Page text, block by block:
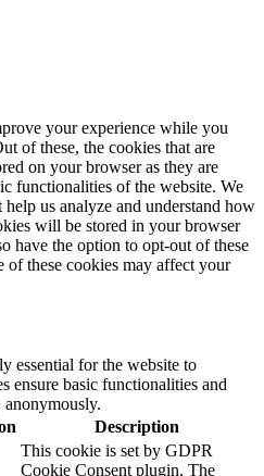
your experience while you
of these, the cookies that are
on your browser as they are
functionalities of the website. We
us analyze and understand how
will be stored in your browser
have the option to opt-out of these
these cookies may affect your
essential for the website to
ensure basic functionalities and
anonymously.
Description
This cookie is set by GDPR
Cookie Consent plugin. The